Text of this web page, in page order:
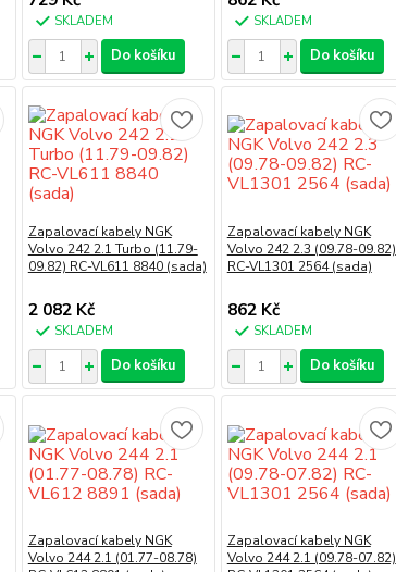
SKLADEM
Do košíku
SKLADEM
Do košíku
Zapalovací kabely NGK
Volvo 242 2.1 Turbo (11.79-
09.82) RC-VL611 8840 (sada)
2 082 Kč
SKLADEM
Do košíku
Zapalovací kabely NGK
Volvo 242 2.3 (09.78-09.82)
RC-VL1301 2564 (sada)
862 Kč
SKLADEM
Do košíku
Zapalovací kabely NGK
Volvo 244 2.1 (01.77-08.78)
Zapalovací kabely NGK
Volvo 244 2.1 (09.78-07.82)